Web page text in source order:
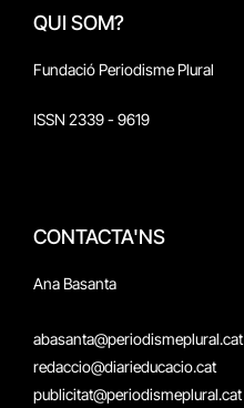
QUI SOM?
Fundació Periodisme Plural
ISSN 2339 - 9619
CONTACTA'NS
Ana Basanta
abasanta@periodismeplural.cat
redaccio@diarieducacio.cat
publicitat@periodismeplural.cat